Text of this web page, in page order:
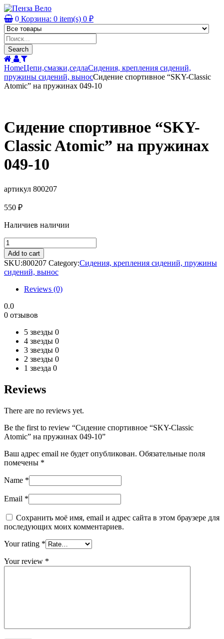
0 Корзина: 0 item(s) 0 ₽
Products
search
Search
HomeЦепи,смазки,седлаСидения, крепления сидений,
пружины сидений, выносСидение спортивное “SKY-Classic
Atomic” на пружинах 049-10
Сидение спортивное “SKY-
Classic Atomic” на пружинах
049-10
артикул 800207
550 ₽
Наличиев наличии
Сидение
спортивное
"SKY-
Classic
Atomic"
пружинах
049-
10
Add to cart
SKU:800207 Category:Сидения, крепления сидений, пружины
сидений, вынос
Reviews (0)
0.0
0 отзывов
5 звезды 0
4 звезды 0
3 звезды 0
2 звезды 0
1 звезда 0
Reviews
There are no reviews yet.
Be the first to review “Сидение спортивное “SKY-Classic
Atomic” на пружинах 049-10”
Ваш адрес email не будет опубликован. Обязательные поля
помечены *
Name *
Email *
Сохранить моё имя, email и адрес сайта в этом браузере для
последующих моих комментариев.
Your rating *
Your review *